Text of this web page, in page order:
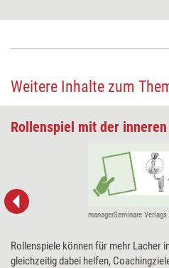
Weitere Inhalte zum
Rollenspiel mit der
managerSeminare Verlags
Rollenspiele können für mehr Lacher
gleichzeitig dabei helfen,